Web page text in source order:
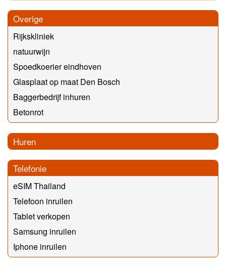
Overige
Rijkskliniek
natuurwijn
Spoedkoerier eindhoven
Glasplaat op maat Den Bosch
Baggerbedrijf inhuren
Betonrot
Huren
Telefonie
eSIM Thailand
Telefoon inruilen
Tablet verkopen
Samsung inruilen
Iphone inruilen